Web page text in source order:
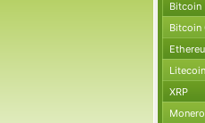
Bitcoin
Bitcoin
Litecoin
XRP
Monero